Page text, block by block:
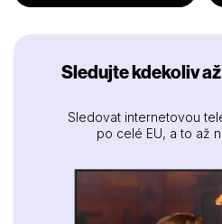
Sledujte kdekoliv
Sledovat internetovou
po celé EU, a to až